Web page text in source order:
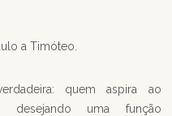
a Timóteo.
quem aspira ao
desejando uma função